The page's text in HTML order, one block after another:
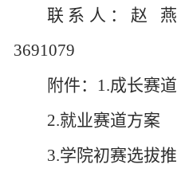
联系人：赵
3691079
附件： 1.成长赛
2.就业赛道方案
3.学院初赛选拔